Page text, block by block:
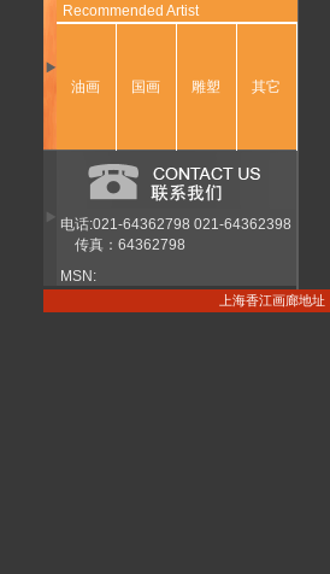
Recommended Artist
油画 国画 雕塑 其它